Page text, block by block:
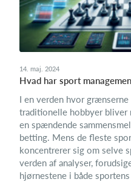
14. maj. 2024
Hvad har sport
I en verden hvor
traditionelle hobbyer bliver
en spændende
betting. Mens de fleste
koncentrerer sig om selve
verden af analyser,
hjørnestene i både